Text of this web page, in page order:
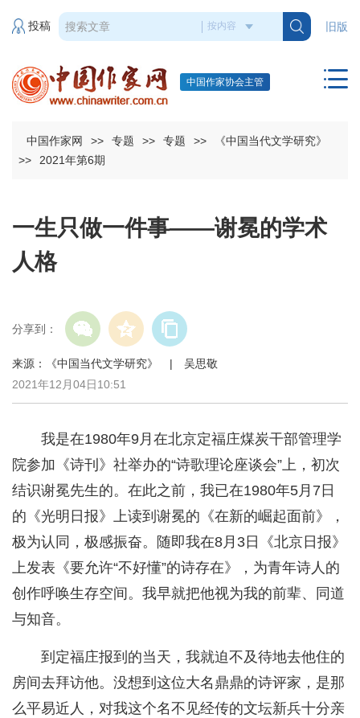
旧版
投稿
中国作家协会主管
中国作家网 >> 专题 >> 专题 >>
《中国当代文学研究》
>>
2021年第6期
一生只做一件事——谢冕的学术
人格
分享到：
来源：《中国当代文学研究》 | 吴思敬
2021年12月04日10:51
我是在1980年9月在北京定福庄煤炭干部管理学
院参加《诗刊》社举办的“诗歌理论座谈会”上，初次
结识谢冕先生的。在此之前，我已在1980年5月7日
的《光明日报》上读到谢冕的《在新的崛起面前》，
极为认同，极感振奋。随即我在8月3日《北京日报》
上发表《要允许“不好懂”的诗存在》，为青年诗人的
创作呼唤生存空间。我早就把他视为我的前辈、同道
与知音。
到定福庄报到的当天，我就迫不及待地去他住的
房间去拜访他。没想到这位大名鼎鼎的诗评家，是那
么平易近人，对我这个名不见经传的文坛新兵十分亲